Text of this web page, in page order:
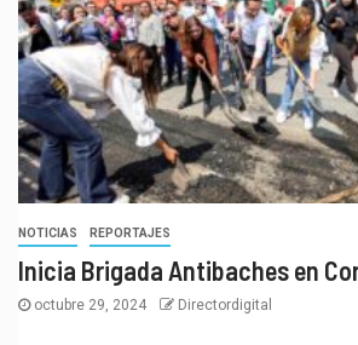
NOTICIAS REPORTAJES
Inicia Brigada Antibaches en
octubre 29, 2024 Directordigital